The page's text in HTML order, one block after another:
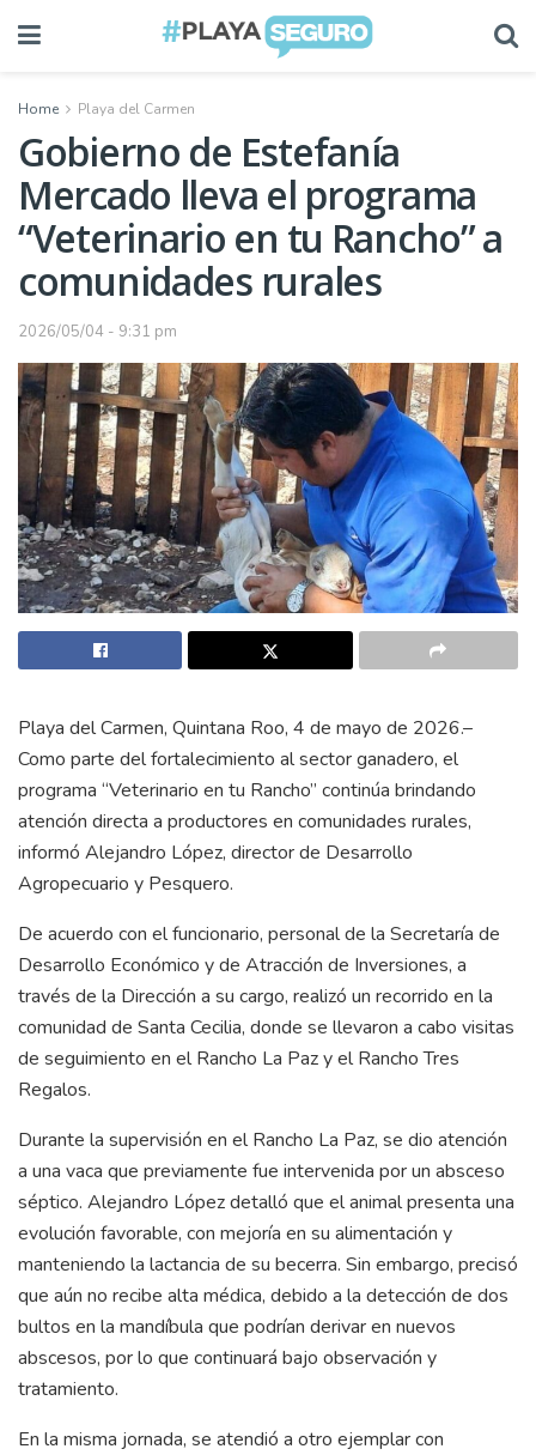
Home Playa del Carmen
Gobierno de Estefanía
Mercado lleva el programa
“Veterinario en tu Rancho” a
comunidades rurales
2026/05/04 - 9:31 pm
Playa del Carmen, Quintana Roo, 4 de mayo de 2026.–
Como parte del fortalecimiento al sector ganadero, el
programa “Veterinario en tu Rancho” continúa brindando
atención directa a productores en comunidades rurales,
informó Alejandro López, director de Desarrollo
Agropecuario y Pesquero.
De acuerdo con el funcionario, personal de la Secretaría de
Desarrollo Económico y de Atracción de Inversiones, a
través de la Dirección a su cargo, realizó un recorrido en la
comunidad de Santa Cecilia, donde se llevaron a cabo visitas
de seguimiento en el Rancho La Paz y el Rancho Tres
Regalos.
Durante la supervisión en el Rancho La Paz, se dio atención
a una vaca que previamente fue intervenida por un absceso
séptico. Alejandro López detalló que el animal presenta una
evolución favorable, con mejoría en su alimentación y
manteniendo la lactancia de su becerra. Sin embargo, precisó
que aún no recibe alta médica, debido a la detección de dos
bultos en la mandíbula que podrían derivar en nuevos
abscesos, por lo que continuará bajo observación y
tratamiento.
En la misma jornada, se atendió a otro ejemplar con